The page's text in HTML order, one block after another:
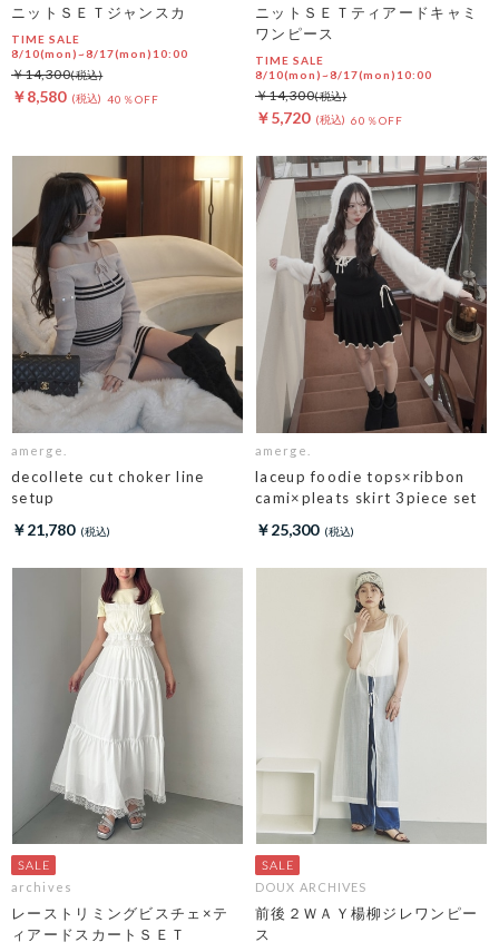
ニットＳＥＴジャンスカ
TIME SALE
8/10(mon)~8/17(mon)10:00
￥8,580 40％OFF
￥14,300
ニットＳＥＴティアードキャミ
ワンピース
TIME SALE
8/10(mon)~8/17(mon)10:00
￥5,720 60％OFF
￥14,300
amerge.
decollete cut choker line
setup
￥21,780
amerge.
laceup foodie tops×ribbon
cami×pleats skirt 3piece set
￥25,300
archives
レーストリミングビスチェ×テ
ィアードスカートＳＥＴ
DOUX ARCHIVES
前後２ＷＡＹ楊柳ジレワンピー
ス